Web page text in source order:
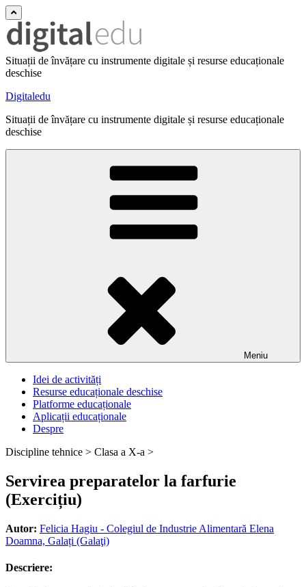
Situații de învățare cu instrumente digitale și resurse educaționale
deschise
Digitaledu
Situații de învățare cu instrumente digitale și resurse educaționale
deschise
Meniu
Idei de activități
Resurse educaționale deschise
Platforme educaționale
Aplicații educaționale
Despre
Discipline tehnice > Clasa a X-a >
Servirea preparatelor la farfurie
(Exercițiu)
Autor: Felicia Hagiu - Colegiul de Industrie Alimentară Elena
Doamna, Galați (Galaţi)
Descriere: